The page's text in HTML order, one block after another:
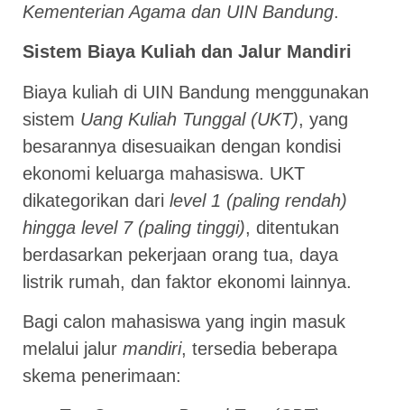
Kementerian Agama dan UIN Bandung.
Sistem Biaya Kuliah dan Jalur Mandiri
Biaya kuliah di UIN Bandung menggunakan
sistem Uang Kuliah Tunggal (UKT), yang
besarannya disesuaikan dengan kondisi
ekonomi keluarga mahasiswa. UKT
dikategorikan dari level 1 (paling rendah)
hingga level 7 (paling tinggi), ditentukan
berdasarkan pekerjaan orang tua, daya
listrik rumah, dan faktor ekonomi lainnya.
Bagi calon mahasiswa yang ingin masuk
melalui jalur mandiri, tersedia beberapa
skema penerimaan: